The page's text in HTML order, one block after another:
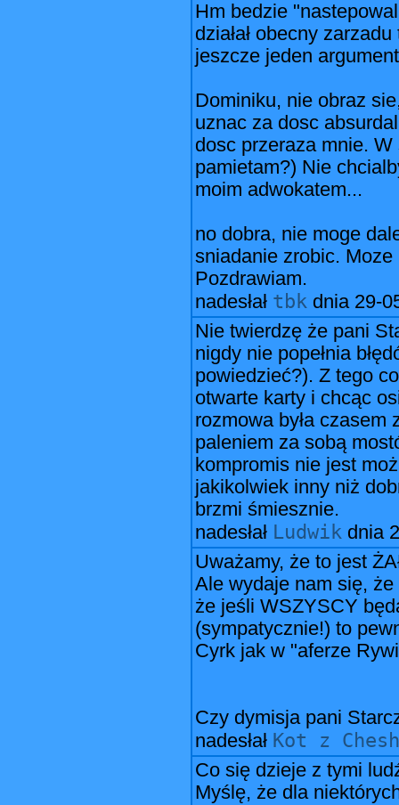
Hm bedzie
działał obecny
jeszcze jeden
Dominiku, nie obraz
uznac za dosc
dosc przeraza mnie.
pamietam?) Nie
moim adwokatem...
no dobra, nie moge
sniadanie zrobic. Moze
Pozdrawiam.
nadesłał tbk dnia 29-
Nie twierdzę że pani
nigdy nie popełnia
powiedzieć?). Z tego
otwarte karty i chcąc
rozmowa była
paleniem za sobą
kompromis nie jest
jakikolwiek inny niż
brzmi śmiesznie.
nadesłał Ludwik dnia
Uważamy, że to jest
Ale wydaje nam się,
że jeśli WSZYSCY
(sympatycznie!) to
Cyrk jak w "aferze
Czy dymisja pani
nadesłał Kot z
Co się dzieje z tymi
Myślę, że dla